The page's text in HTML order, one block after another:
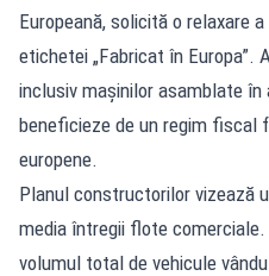
Europeană, solicită o relaxare
etichetei „Fabricat în Europa”.
inclusiv mașinilor asamblate
beneficieze de un regim fiscal
europene.
Planul constructorilor vizează
media întregii flote comerciale.
volumul total de vehicule